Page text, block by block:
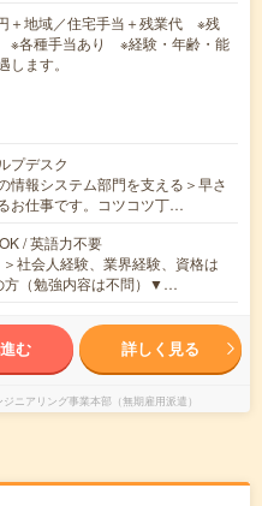
＋地域／住宅手当＋残業代 ※残
※各種手当あり ※経験・年齢・能
ます。
プデスク
情報システム部門を支える＞早さ
お仕事です。コツコツ丁…
/ 英語力不要
社会人経験、業界経験、資格は
方（勉強内容は不問）▼…
む 詳しく見る
ニアリング事業本部（無期雇用派遣）